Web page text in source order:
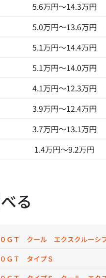
5.6万円～14.3万円
5.0万円～13.6万円
5.1万円～14.4万円
5.1万円～14.0万円
4.1万円～12.3万円
3.9万円～12.4万円
3.7万円～13.1万円
1.4万円～9.2万円
る
０ＧＴ クール エクスクルーシ
ＧＴ タイプＳ